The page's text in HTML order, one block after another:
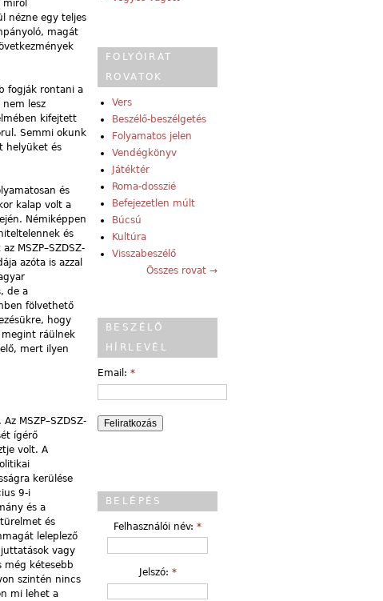
nézne egy teljes
magát
fogják rontani a
lesz
kifejtett
Semmi okunk
helyüket és
és
kalap volt a
Némiképpen
és
MSZP–SZDSZ-
azóta is azzal
de a
fölvethető
hogy
ráülnek
mert ilyen
MSZP–SZDSZ-
ígérő
volt. A
kerülése
9-i
és a
és
leleplező
vagy
még kétesebb
szintén nincs
mi lehet a
FOLYÓIRAT
ROVATOK
Vers
Beszélő-beszélgetés
Folyamatos jelen
Vendégkönyv
Játéktér
Roma-dosszié
Befejezetlen múlt
Búcsú
Kultúra
Visszabeszélő
Összes rovat →
BESZÉLŐ
HÍRLEVÉL
Email: *
BELÉPÉS
Felhasználói név: *
Jelszó: *